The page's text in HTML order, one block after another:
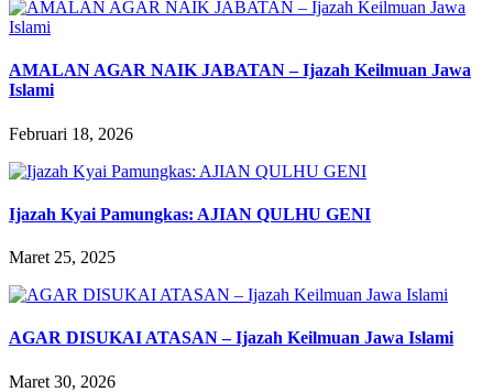
AMALAN AGAR NAIK JABATAN – Ijazah Keilmuan Jawa
Islami
Februari 18, 2026
Ijazah Kyai Pamungkas: AJIAN QULHU GENI
Maret 25, 2025
AGAR DISUKAI ATASAN – Ijazah Keilmuan Jawa Islami
Maret 30, 2026